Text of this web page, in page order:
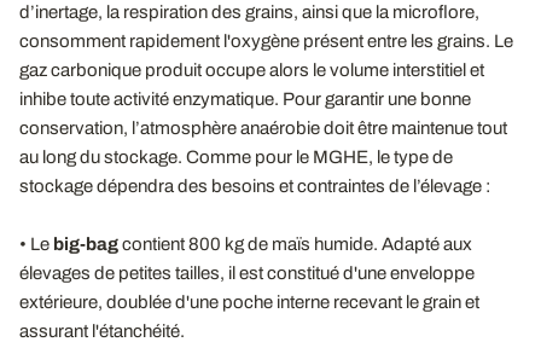
d’inertage, la respiration des grains, ainsi que la microflore,
consomment rapidement l'oxygène présent entre les grains. Le
gaz carbonique produit occupe alors le volume interstitiel et
inhibe toute activité enzymatique. Pour garantir une bonne
conservation, l’atmosphère anaérobie doit être maintenue tout
au long du stockage. Comme pour le MGHE, le type de
stockage dépendra des besoins et contraintes de l’élevage :
• Le big-bagcontient 800 kg de maïs humide. Adapté aux
élevages de petites tailles, il est constitué d'une enveloppe
extérieure, doublée d'une poche interne recevant le grain et
assurant l'étanchéité.